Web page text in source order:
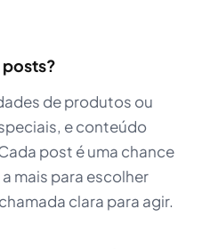
de produtos ou
e conteúdo
post é uma chance
mais para escolher
clara para agir.